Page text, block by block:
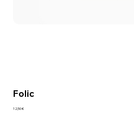
Folic
Prezzo
12,50 €